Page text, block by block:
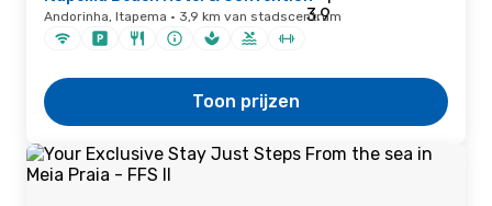
Andorinha, Itapema · 3,9 km van stadscentrum
Toon prijzen